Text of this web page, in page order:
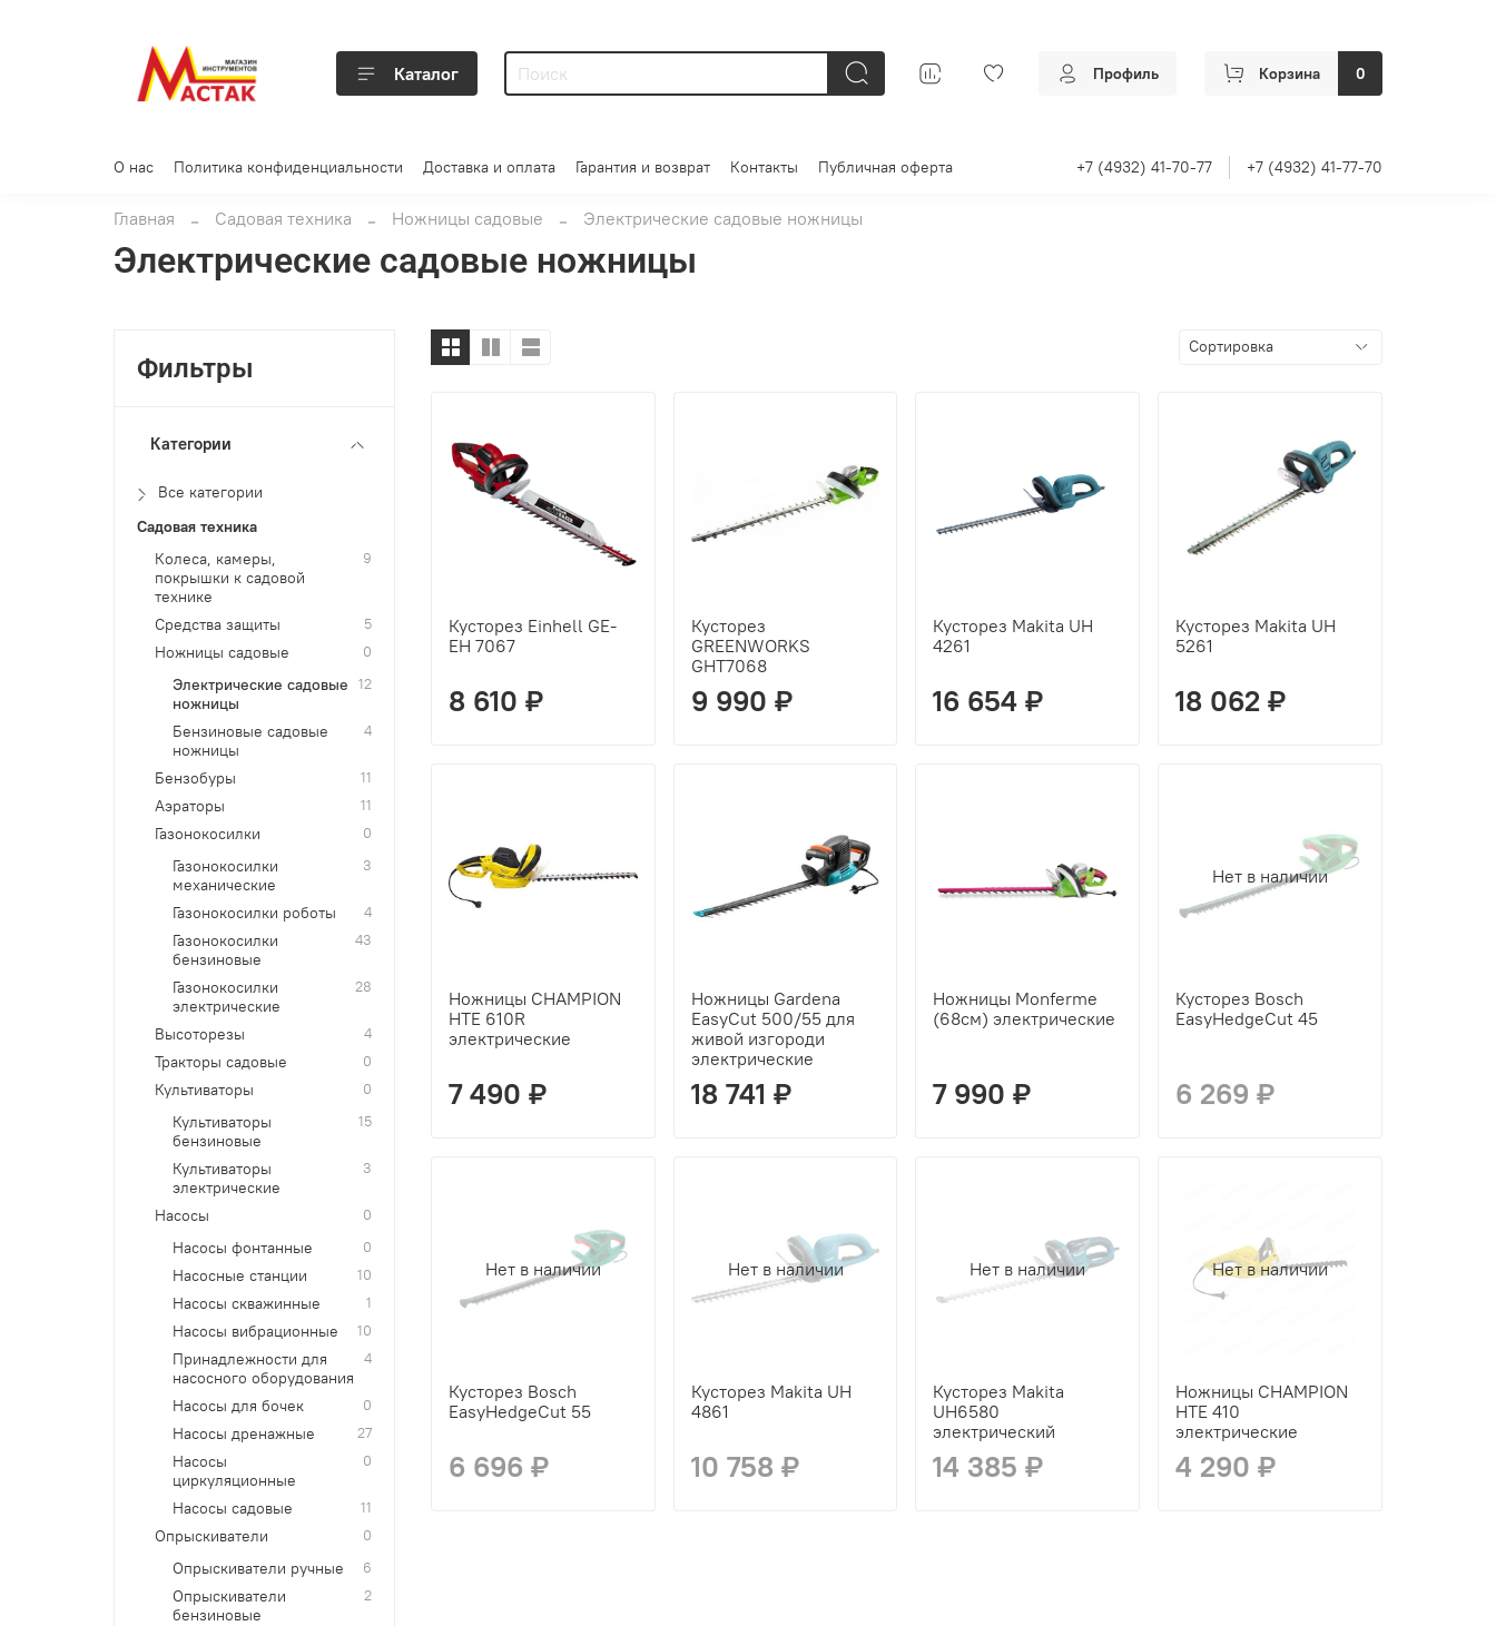
Каталог Профиль Корзина 0
О нас Политика конфиденциальности Доставка и оплата Гарантия и возврат Контакты Публичная оферта +7 (4932) 41-70-77 +7 (4932) 41-77-70
Главная Садовая техника Ножницы садовые Электрические садовые ножницы
Электрические садовые ножницы
Кусторез Einhell GE-
EH 7067
8 610 ₽
Кусторез
GREENWORKS
GHT7068
9 990 ₽
Кусторез Makita UH
4261
16 654 ₽
Кусторез Makita UH
5261
18 062 ₽
Ножницы CHAMPION
HTE 610R
электрические
7 490 ₽
Ножницы Gardena
EasyCut 500/55 для
живой изгороди
электрические
18 741 ₽
Ножницы Monferme
(68см) электрические
7 990 ₽
Нет в наличии
Кусторез Bosch
EasyHedgeCut 45
6 269 ₽
Нет в наличии
Кусторез Bosch
EasyHedgeCut 55
6 696 ₽
Нет в наличии
Кусторез Makita UH
4861
10 758 ₽
Нет в наличии
Кусторез Makita
UH6580
электрический
14 385 ₽
Нет в наличии
Ножницы CHAMPION
HTE 410
электрические
4 290 ₽
Фильтры
Категории
Все категории
Садовая техника
Колеса, камеры,
покрышки к садовой
технике
9
Средства защиты 5
Ножницы садовые 0
Электрические садовые
ножницы
12
Бензиновые садовые
ножницы
4
Бензобуры 11
Аэраторы 11
Газонокосилки 0
Газонокосилки
механические
3
Газонокосилки роботы 4
Газонокосилки
бензиновые
43
Газонокосилки
электрические
28
Высоторезы 4
Тракторы садовые 0
Культиваторы 0
Культиваторы
бензиновые
15
Культиваторы
электрические
3
Насосы 0
Насосы фонтанные 0
Насосные станции 10
Насосы скважинные 1
Насосы вибрационные 10
Принадлежности для
насосного оборудования
4
Насосы для бочек 0
Насосы дренажные 27
Насосы
циркуляционные
0
Насосы садовые 11
Опрыскиватели 0
Опрыскиватели ручные 6
Опрыскиватели
бензиновые
2